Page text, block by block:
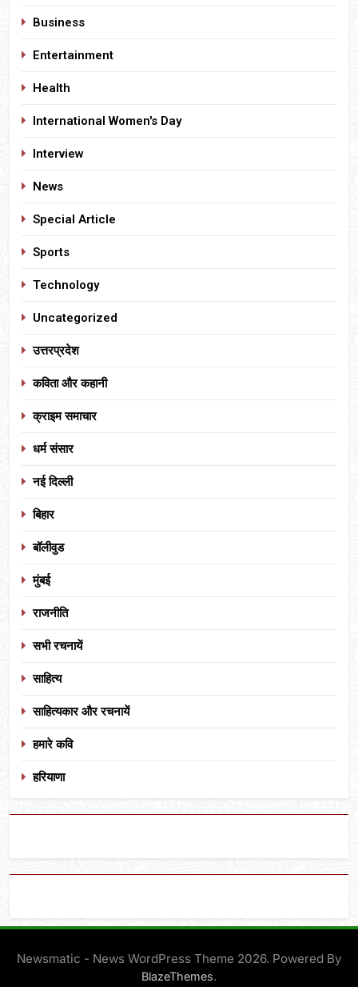
Business
Entertainment
Health
International Women's Day
Interview
News
Special Article
Sports
Technology
Uncategorized
उत्तरप्रदेश
कविता और कहानी
क्राइम समाचार
धर्म संसार
नई दिल्ली
बिहार
बॉलीवुड
मुंबई
राजनीति
सभी रचनायें
साहित्य
साहित्यकार और रचनायें
हमारे कवि
हरियाणा
Newsmatic - News WordPress Theme 2026. Powered By
BlazeThemes.